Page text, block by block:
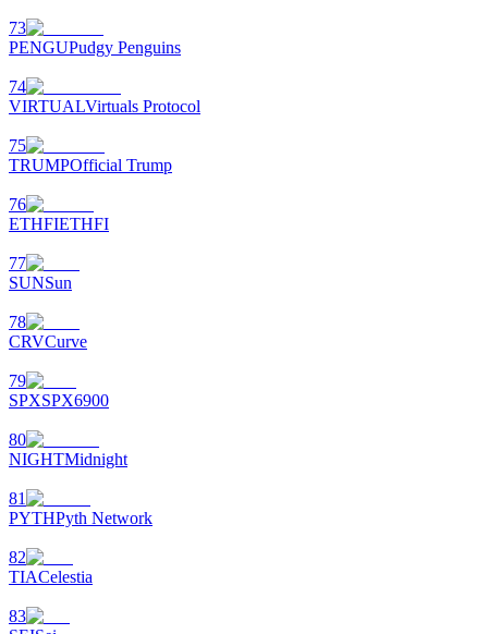
73
PENGUPudgy Penguins
74
VIRTUALVirtuals Protocol
75
TRUMPOfficial Trump
76
ETHFIETHFI
77
SUNSun
78
CRVCurve
79
SPXSPX6900
80
NIGHTMidnight
81
PYTHPyth Network
82
TIACelestia
83